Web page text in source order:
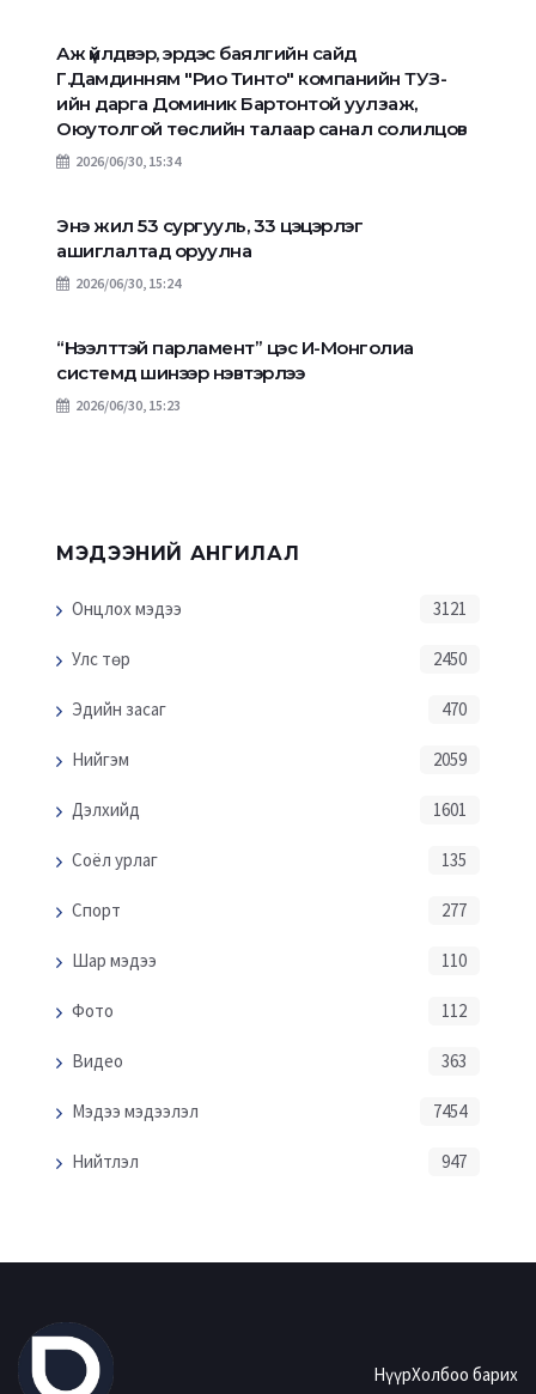
Аж үйлдвэр, эрдэс баялгийн сайд
Г.Дамдинням "Рио Тинто" компанийн ТУЗ-
ийн дарга Доминик Бартонтой уулзаж,
Оюутолгой төслийн талаар санал солилцов
2026/06/30, 15:34
Энэ жил 53 сургууль, 33 цэцэрлэг
ашиглалтад оруулна
2026/06/30, 15:24
“Нээлттэй парламент” цэс И-Монголиа
системд шинээр нэвтэрлээ
2026/06/30, 15:23
МЭДЭЭНИЙ АНГИЛАЛ
Онцлох мэдээ 3121
Улс төр 2450
Эдийн засаг 470
Нийгэм 2059
Дэлхийд 1601
Соёл урлаг 135
Спорт 277
Шар мэдээ 110
Фото 112
Видео 363
Мэдээ мэдээлэл 7454
Нийтлэл 947
НүүрХолбоо барих